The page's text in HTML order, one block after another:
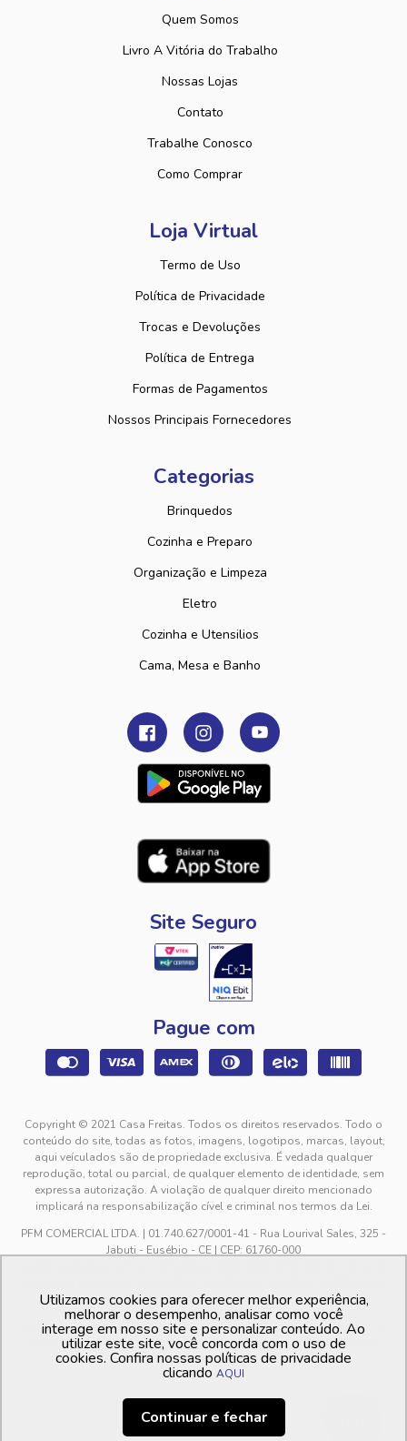
Quem Somos
Livro A Vitória do Trabalho
Nossas Lojas
Contato
Trabalhe Conosco
Como Comprar
Loja Virtual
Termo de Uso
Política de Privacidade
Trocas e Devoluções
Política de Entrega
Formas de Pagamentos
Nossos Principais Fornecedores
Categorias
Brinquedos
Cozinha e Preparo
Organização e Limpeza
Eletro
Cozinha e Utensilios
Cama, Mesa e Banho
Site Seguro
Pague com
Copyright © 2021 Casa Freitas. Todos os direitos reservados. Todo o
conteúdo do site, todas as fotos, imagens, logotipos, marcas, layout,
aqui veículados são de propriedade exclusiva. É vedada qualquer
reprodução, total ou parcial, de qualquer elemento de identidade, sem
expressa autorização. A violação de qualquer direito mencionado
implicará na responsabilização cível e criminal nos termos da Lei.
PFM COMERCIAL LTDA. | 01.740.627/0001-41 - Rua Lourival Sales, 325 -
Jabuti - Eusébio - CE | CEP: 61760-000
feriados.
Os preços dos produtos estão sujeitos a alteração sem aviso prévio. O
preço valido é sempre o apresentado no momento da finalização da
compra, no carrinho de compras.
Utilizamos cookies para oferecer melhor experiência,
melhorar o desempenho, analisar como você
interage em nosso site e personalizar conteúdo. Ao
utilizar este site, você concorda com o uso de
cookies. Confira nossas políticas de privacidade
clicando AQUI
Continuar e fechar